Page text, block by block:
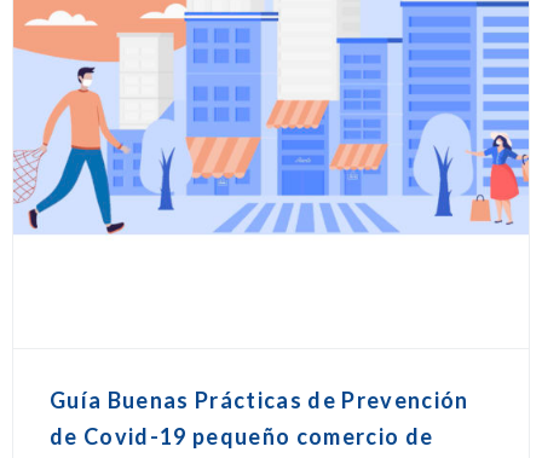
Guía Buenas Prácticas de Prevención
de Covid-19 pequeño comercio de